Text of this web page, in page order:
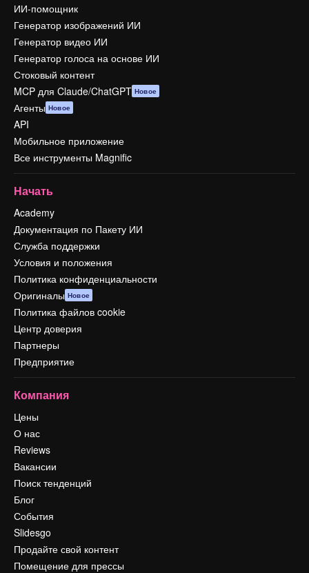
ИИ-помощник
Генератор изображений ИИ
Генератор видео ИИ
Генератор голоса на основе ИИ
Стоковый контент
MCP для Claude/ChatGPT Новое
Агенты Новое
API
Мобильное приложение
Все инструменты Magnific
Начать
Academy
Документация по Пакету ИИ
Служба поддержки
Условия и положения
Политика конфиденциальности
Оригиналы Новое
Политика файлов cookie
Центр доверия
Партнеры
Предприятие
Компания
Цены
О нас
Reviews
Вакансии
Поиск тенденций
Блог
События
Slidesgo
Продайте свой контент
Помещение для прессы